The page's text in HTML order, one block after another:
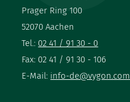
Prager Ring 100
52070 Aachen
Tel.: 02 41 / 91 30 - 0
Fax: 02 41 / 91 30 - 106
E-Mail: info-de@vygon.com